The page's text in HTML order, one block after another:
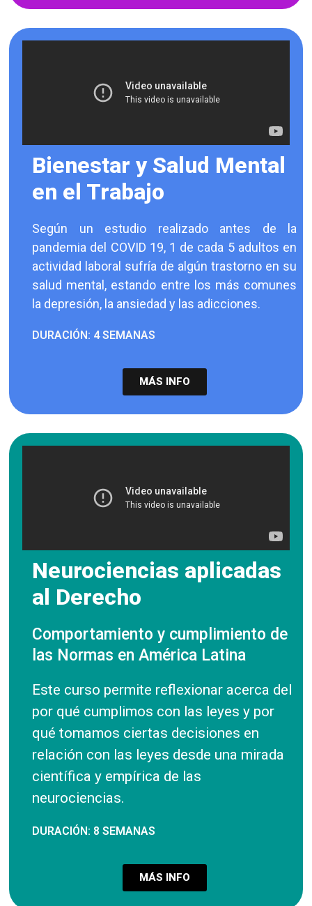
Bienestar y Salud Mental
en el Trabajo
Según un estudio realizado antes de la
pandemia del COVID 19, 1 de cada 5 adultos en
actividad laboral sufría de algún trastorno en su
salud mental, estando entre los más comunes
la depresión, la ansiedad y las adicciones.
DURACIÓN: 4 SEMANAS
MÁS INFO
Neurociencias aplicadas
al Derecho
Comportamiento y cumplimiento de
las Normas en América Latina
Este curso permite reflexionar acerca del
por qué cumplimos con las leyes y por
qué tomamos ciertas decisiones en
relación con las leyes desde una mirada
científica y empírica de las
neurociencias.
DURACIÓN: 8 SEMANAS
MÁS INFO